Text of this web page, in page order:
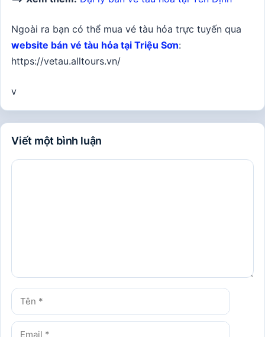
Ngoài ra bạn có thể mua vé tàu hỏa trực tuyến qua
website bán vé tàu hỏa tại Triệu Sơn:
https://vetau.alltours.vn/
v
Viết một bình luận
Bình
Tên
Email